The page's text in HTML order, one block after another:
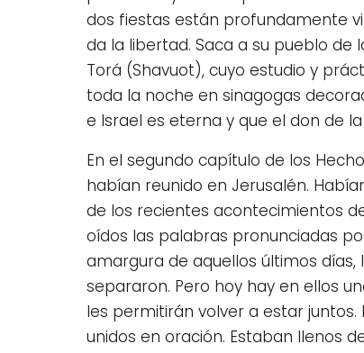
dos fiestas están profundamente
da la libertad. Saca a su pueblo de
Torá (Shavuot), cuyo estudio y
toda la noche en sinagogas
e Israel es eterna y que el don de
En el segundo capítulo de los
habían reunido en Jerusalén.
de los recientes acontecimientos
oídos las palabras pronunciadas
amargura de aquellos últimos días,
separaron. Pero hoy hay en ellos
les permitirán volver a estar
unidos en oración. Estaban llenos